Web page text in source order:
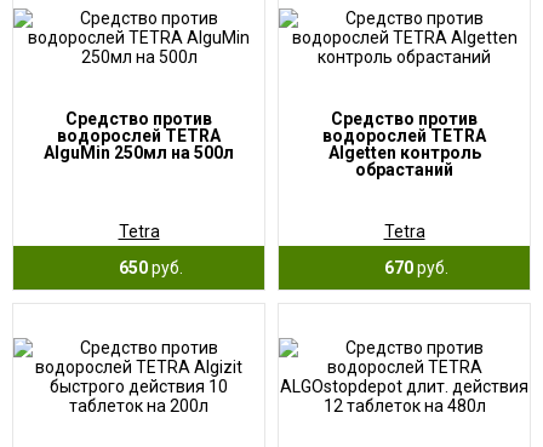
Средство против
водорослей TETRA
AlguMin 250мл на 500л
Tetra
650руб.
Средство против
водорослей TETRA
Algetten контроль
обрастаний
Tetra
670руб.